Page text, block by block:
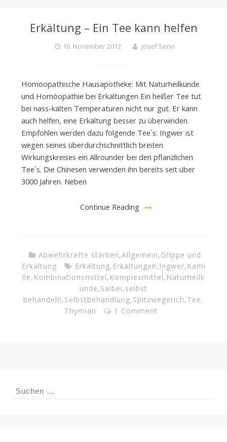
Erkältung – Ein Tee kann helfen
16. November 2012 Josef Senn
Homöopathische Hausapotheke: Mit Naturheilkunde
und Homöopathie bei Erkältungen Ein heißer Tee tut
bei nass-kalten Temperaturen nicht nur gut. Er kann
auch helfen, eine Erkältung besser zu überwinden.
Empfohlen werden dazu folgende Tee´s: Ingwer ist
wegen seines überdurchschnittlich breiten
Wirkungskreises ein Allrounder bei den pflanzlichen
Tee´s. Die Chinesen verwenden ihn bereits seit über
3000 Jahren. Neben
Continue Reading
Abwehrkräfte stärken,Allgemein,Grippe und
Erkältung
Erkältung, Erkältungen, Ingwer, Kami
lle, Kombinationsmittel, Komplexmittel, Naturheilk
unde,Salbei,selbst
behandeln,Selbstbehandlung,Spitzwegerich,Tee,
Thymian
1 Comment
Suchen